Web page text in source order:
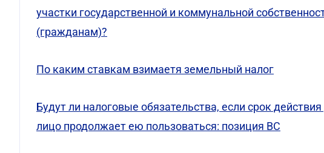
участки государственной и коммунальной
(гражданам)?
По каким ставкам взимаетя земельный налог
Будут ли налоговые обязательства, если срок
лицо продолжает ею пользоваться: позиция ВС